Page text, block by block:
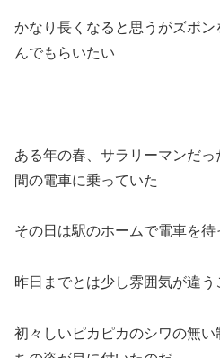
かなり長くなると思うがズボ
んでもらいたい
ある年の春、サラリーマンだ
間の電車に乗っていた
その日は駅のホームで電車を待
昨日までとは少し雰囲気が違う
初々しいピカピカのシワの無